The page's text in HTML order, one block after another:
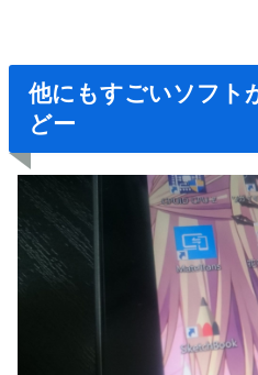
他にもすごいソフト
どー